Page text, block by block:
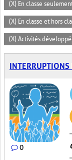
(X) En classe
(X) En classe et hors
(X) Activités
0